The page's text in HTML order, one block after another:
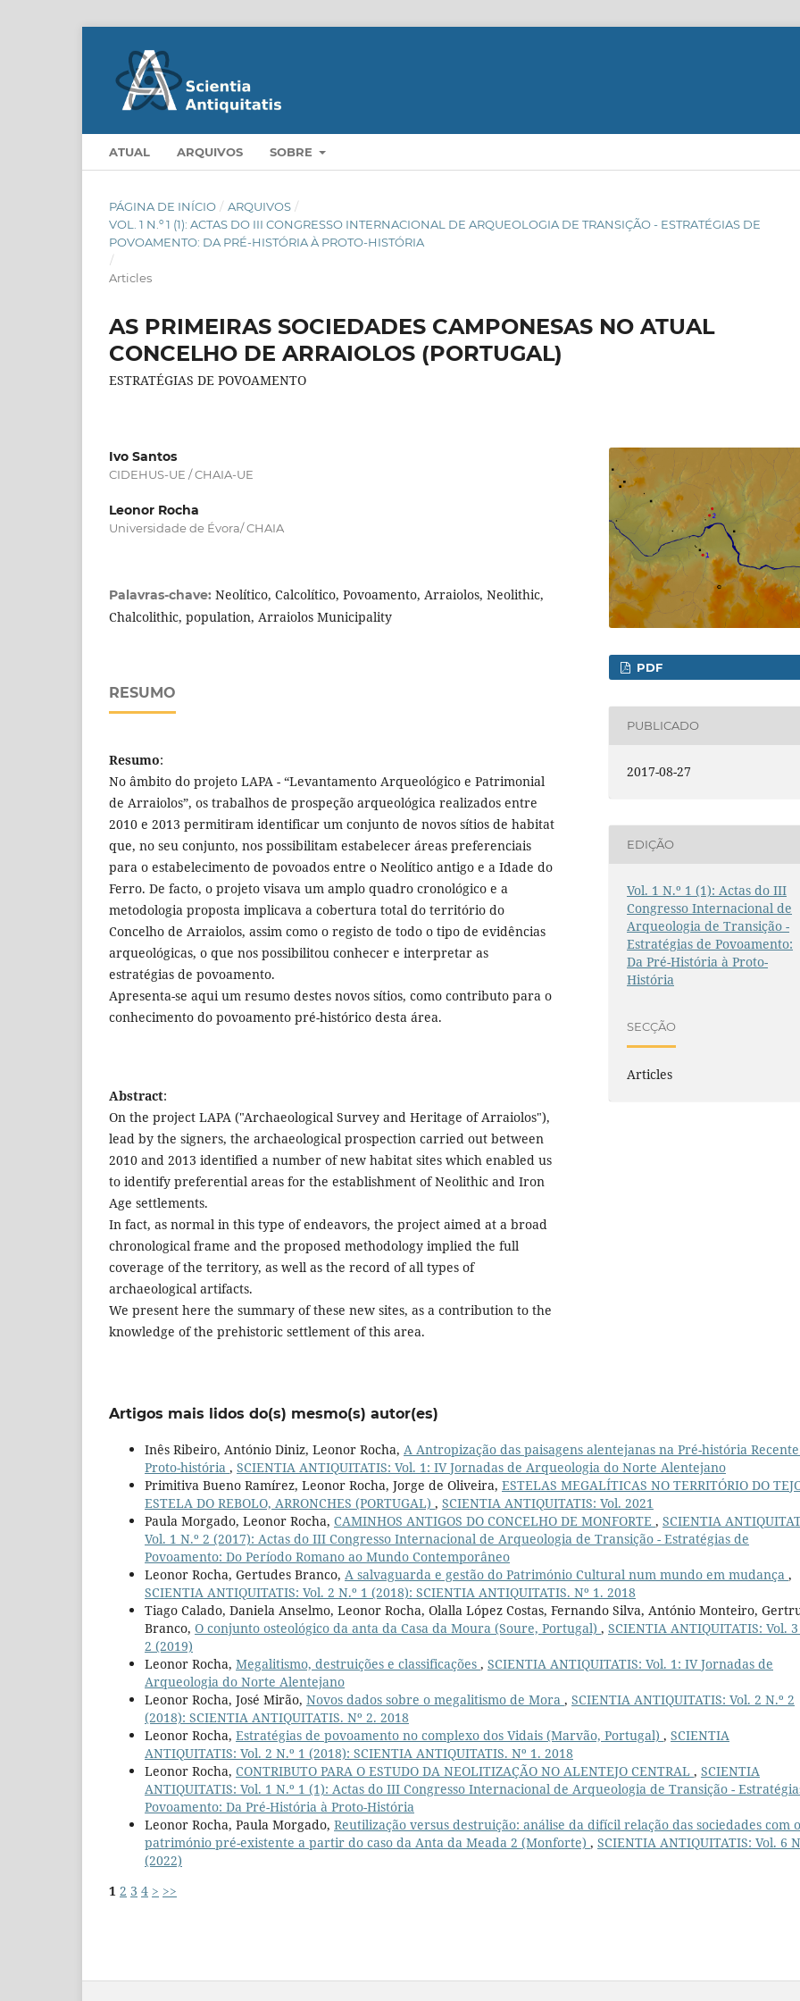
ATUAL ARQUIVOS SOBRE
PÁGINA DE INÍCIO / ARQUIVOS /
VOL. 1 N.º 1 (1): ACTAS DO III CONGRESSO INTERNACIONAL DE ARQUEOLOGIA DE TRANSIÇÃO - ESTRATÉGIAS DE
POVOAMENTO: DA PRÉ-HISTÓRIA À PROTO-HISTÓRIA
/
Articles
AS PRIMEIRAS SOCIEDADES CAMPONESAS NO ATUAL
CONCELHO DE ARRAIOLOS (PORTUGAL)
ESTRATÉGIAS DE POVOAMENTO
Ivo Santos
CIDEHUS‐UE / CHAIA‐UE
Leonor Rocha
Universidade de Évora/ CHAIA
Palavras-chave: Neolítico, Calcolítico, Povoamento, Arraiolos, Neolithic,
Chalcolithic, population, Arraiolos Municipality
RESUMO
Resumo:
No âmbito do projeto LAPA - “Levantamento Arqueológico e Patrimonial
de Arraiolos”, os trabalhos de prospeção arqueológica realizados entre
2010 e 2013 permitiram identificar um conjunto de novos sítios de habitat
que, no seu conjunto, nos possibilitam estabelecer áreas preferenciais
para o estabelecimento de povoados entre o Neolítico antigo e a Idade do
Ferro. De facto, o projeto visava um amplo quadro cronológico e a
metodologia proposta implicava a cobertura total do território do
Concelho de Arraiolos, assim como o registo de todo o tipo de evidências
arqueológicas, o que nos possibilitou conhecer e interpretar as
estratégias de povoamento.
Apresenta-se aqui um resumo destes novos sítios, como contributo para o
conhecimento do povoamento pré-histórico desta área.
Abstract:
On the project LAPA ("Archaeological Survey and Heritage of Arraiolos"),
lead by the signers, the archaeological prospection carried out between
2010 and 2013 identified a number of new habitat sites which enabled us
to identify preferential areas for the establishment of Neolithic and Iron
Age settlements.
In fact, as normal in this type of endeavors, the project aimed at a broad
chronological frame and the proposed methodology implied the full
coverage of the territory, as well as the record of all types of
archaeological artifacts.
We present here the summary of these new sites, as a contribution to the
knowledge of the prehistoric settlement of this area.
PDF
PUBLICADO
2017-08-27
EDIÇÃO
Vol. 1 N.º 1 (1): Actas do III
Congresso Internacional de
Arqueologia de Transição -
Estratégias de Povoamento:
Da Pré-História à Proto-
História
SECÇÃO
Articles
Artigos mais lidos do(s) mesmo(s) autor(es)
Inês Ribeiro, António Diniz, Leonor Rocha, A Antropização das paisagens alentejanas na Pré-história
Proto-história , SCIENTIA ANTIQUITATIS: Vol. 1: IV Jornadas de Arqueologia do Norte Alentejano
Primitiva Bueno Ramírez, Leonor Rocha, Jorge de Oliveira, ESTELAS MEGALÍTICAS NO TERRITÓRIO DO
ESTELA DO REBOLO, ARRONCHES (PORTUGAL) , SCIENTIA ANTIQUITATIS: Vol. 2021
Paula Morgado, Leonor Rocha, CAMINHOS ANTIGOS DO CONCELHO DE MONFORTE , SCIENTIA
Vol. 1 N.º 2 (2017): Actas do III Congresso Internacional de Arqueologia de Transição - Estratégias de
Povoamento: Do Período Romano ao Mundo Contemporâneo
Leonor Rocha, Gertudes Branco, A salvaguarda e gestão do Património Cultural num mundo em mudança ,
SCIENTIA ANTIQUITATIS: Vol. 2 N.º 1 (2018): SCIENTIA ANTIQUITATIS. Nº 1. 2018
Tiago Calado, Daniela Anselmo, Leonor Rocha, Olalla López Costas, Fernando Silva, António Monteiro,
Branco, O conjunto osteológico da anta da Casa da Moura (Soure, Portugal) , SCIENTIA ANTIQUITATIS: Vol. 3
2 (2019)
Leonor Rocha, Megalitismo, destruições e classificações , SCIENTIA ANTIQUITATIS: Vol. 1: IV Jornadas de
Arqueologia do Norte Alentejano
Leonor Rocha, José Mirão, Novos dados sobre o megalitismo de Mora , SCIENTIA ANTIQUITATIS: Vol. 2 N.º 2
(2018): SCIENTIA ANTIQUITATIS. Nº 2. 2018
Leonor Rocha, Estratégias de povoamento no complexo dos Vidais (Marvão, Portugal) , SCIENTIA
ANTIQUITATIS: Vol. 2 N.º 1 (2018): SCIENTIA ANTIQUITATIS. Nº 1. 2018
Leonor Rocha, CONTRIBUTO PARA O ESTUDO DA NEOLITIZAÇÃO NO ALENTEJO CENTRAL , SCIENTIA
ANTIQUITATIS: Vol. 1 N.º 1 (1): Actas do III Congresso Internacional de Arqueologia de Transição -
Povoamento: Da Pré-História à Proto-História
Leonor Rocha, Paula Morgado, Reutilização versus destruição: análise da difícil relação das sociedades com o
património pré-existente a partir do caso da Anta da Meada 2 (Monforte) , SCIENTIA ANTIQUITATIS: Vol. 6
(2022)
1 2 3 4 > >>